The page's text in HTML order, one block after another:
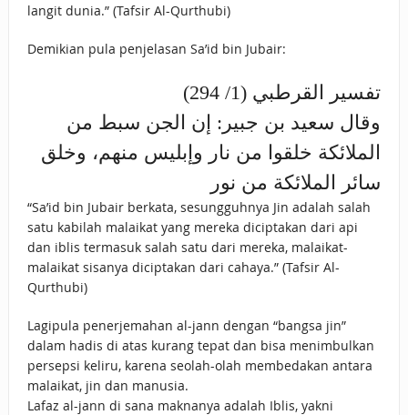
langit dunia.” (Tafsir Al-Qurthubi)
Demikian pula penjelasan Sa’id bin Jubair:
تفسير القرطبي (1/ 294)
وقال سعيد بن جبير: إن الجن سبط من
الملائكة خلقوا من نار وإبليس منهم، وخلق
سائر الملائكة من نور
“Sa’id bin Jubair berkata, sesungguhnya Jin adalah salah
satu kabilah malaikat yang mereka diciptakan dari api
dan iblis termasuk salah satu dari mereka, malaikat-
malaikat sisanya diciptakan dari cahaya.” (Tafsir Al-
Qurthubi)
Lagipula penerjemahan al-jann dengan “bangsa jin”
dalam hadis di atas kurang tepat dan bisa menimbulkan
persepsi keliru, karena seolah-olah membedakan antara
malaikat, jin dan manusia.
Lafaz al-jann di sana maknanya adalah Iblis, yakni